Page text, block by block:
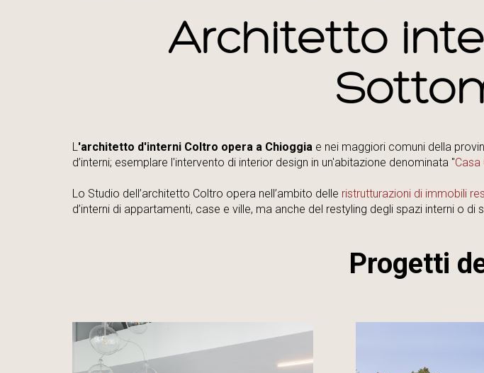
Architetto
L 'architetto d'interni Coltro opera a Chioggia e nei maggiori comuni della
d’interni; esemplare l'intervento di interior design in un'abitazione denominata "Casa
Lo Studio dell’architetto Coltro opera nell’ambito delle ristrutturazioni di immobili
d’interni di appartamenti, case e ville, ma anche del restyling degli spazi interni o di
Progetti